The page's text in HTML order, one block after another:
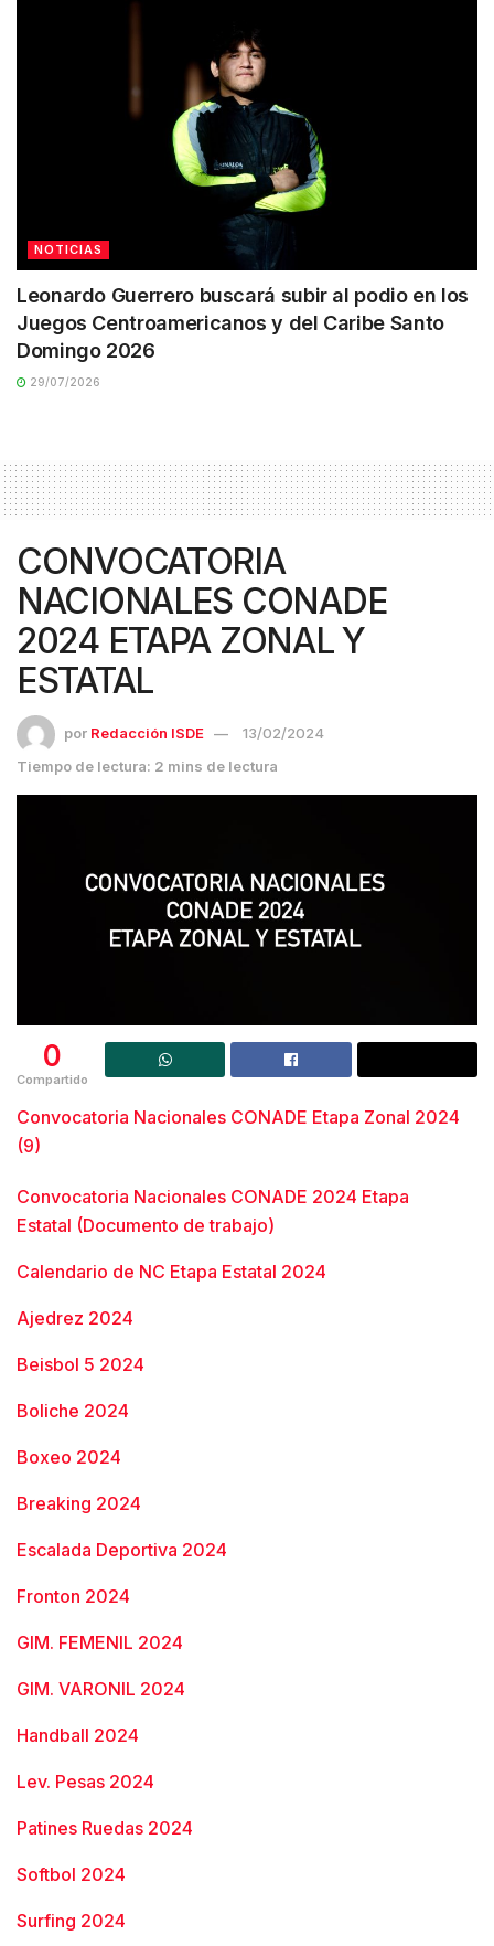
NOTICIAS
Leonardo Guerrero buscará subir al podio en los
Juegos Centroamericanos y del Caribe Santo
Domingo 2026
29/07/2026
CONVOCATORIA
NACIONALES CONADE
2024 ETAPA ZONAL Y
ESTATAL
por Redacción ISDE
13/02/2024
Tiempo de lectura: 2 mins de lectura
0
Compartido
Convocatoria Nacionales CONADE Etapa Zonal 2024
(9)
Convocatoria Nacionales CONADE 2024 Etapa
Estatal (Documento de trabajo)
Calendario de NC Etapa Estatal 2024
Ajedrez 2024
Beisbol 5 2024
Boliche 2024
Boxeo 2024
Breaking 2024
Escalada Deportiva 2024
Fronton 2024
GIM. FEMENIL 2024
GIM. VARONIL 2024
Handball 2024
Lev. Pesas 2024
Patines Ruedas 2024
Softbol 2024
Surfing 2024